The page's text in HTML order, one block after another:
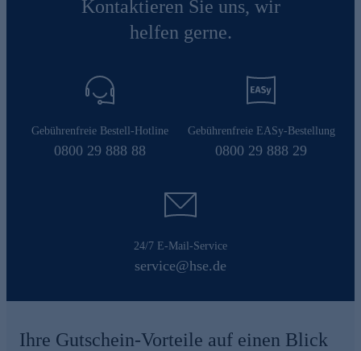
Kontaktieren Sie uns, wir
helfen gerne.
Gebührenfreie Bestell-Hotline
0800 29 888 88
Gebührenfreie EASy-Bestellung
0800 29 888 29
24/7 E-Mail-Service
service@hse.de
Ihre Gutschein-Vorteile auf einen Blick